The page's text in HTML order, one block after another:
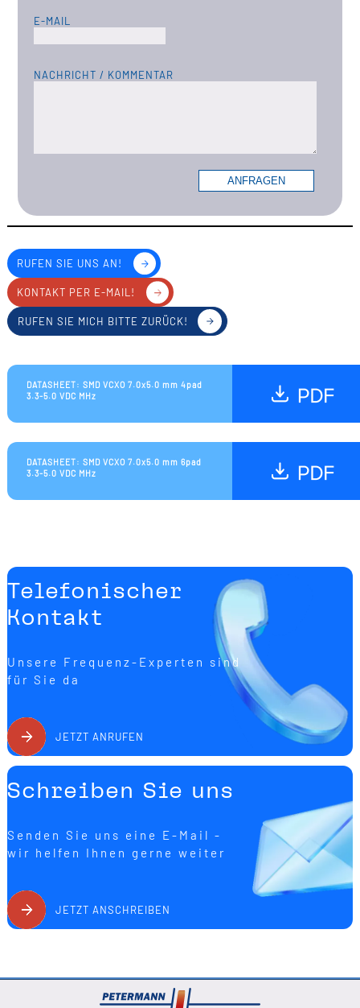
RUFEN SIE UNS AN!
KONTAKT PER E-MAIL!
RUFEN SIE MICH BITTE ZURÜCK!
DATASHEET: SMD VCXO 7.0x5.0 mm 4pad
3.3-5.0 VDC MHz
DATASHEET: SMD VCXO 7.0x5.0 mm 6pad
3.3-5.0 VDC MHz
Telefonischer
Kontakt
Unsere Frequenz-Experten sind
für Sie da
JETZT ANRUFEN
Schreiben Sie uns
Senden Sie uns eine E-Mail -
wir helfen Ihnen gerne weiter
JETZT ANSCHREIBEN